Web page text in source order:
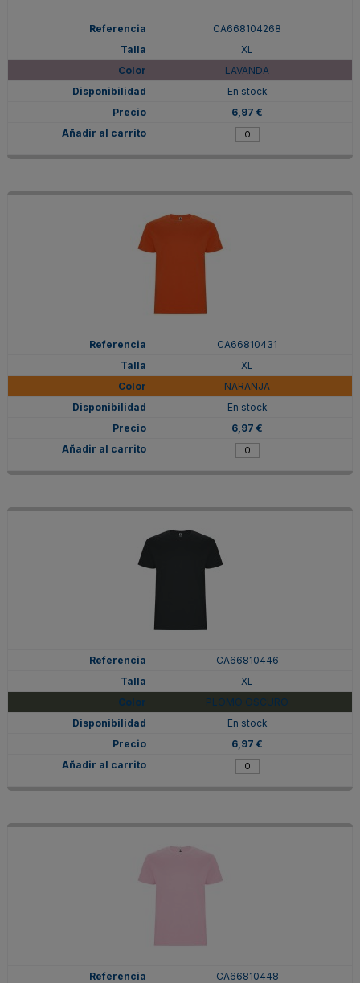
CA668104268
XL
LAVANDA
En stock
6,97 €
CA66810431
XL
NARANJA
En stock
6,97 €
CA66810446
XL
PLOMO OSCURO
En stock
6,97 €
CA66810448